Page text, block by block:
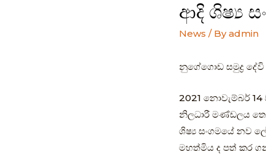
ආදි ශිෂ්‍ය
News / Byadmin
නුගේගොඩ සමුද්‍ර
2021 නොවැම්බර්
නිලධාරී මණ්ඩලය
ශිෂ්‍ය සංගමයේ නව
මහත්මිය ද පත් කර